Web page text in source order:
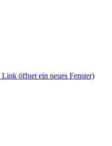
öffnet ein neues Fenster)